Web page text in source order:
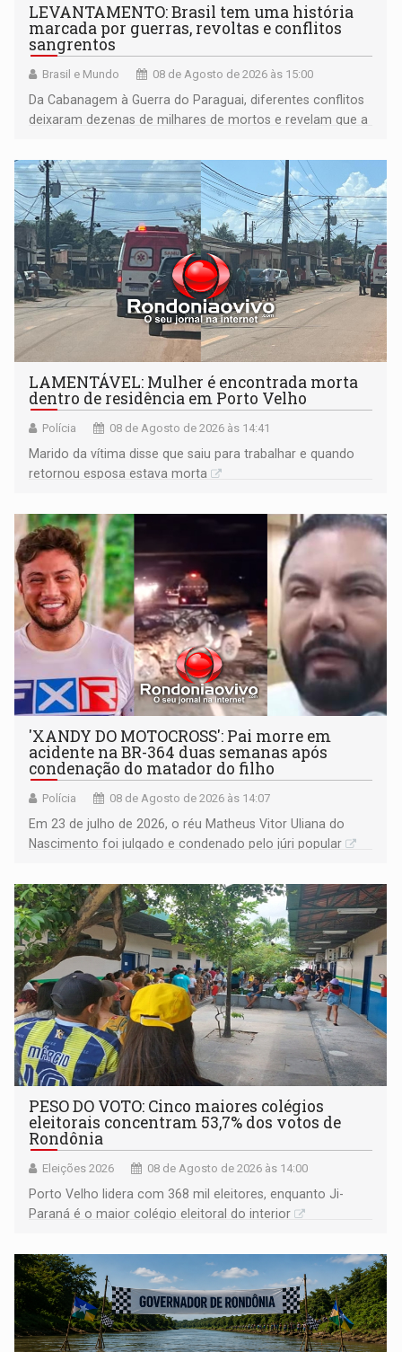
LEVANTAMENTO: Brasil tem uma história
marcada por guerras, revoltas e conflitos
sangrentos
Brasil e Mundo 08 de Agosto de 2026 às 15:00
Da Cabanagem à Guerra do Paraguai, diferentes conflitos
deixaram dezenas de milhares de mortos e revelam que a
territoriais e sociais
LAMENTÁVEL: Mulher é encontrada morta
dentro de residência em Porto Velho
Polícia 08 de Agosto de 2026 às 14:41
Marido da vítima disse que saiu para trabalhar e quando
retornou esposa estava morta
'XANDY DO MOTOCROSS': Pai morre em
acidente na BR-364 duas semanas após
condenação do matador do filho
Polícia 08 de Agosto de 2026 às 14:07
Em 23 de julho de 2026, o réu Matheus Vitor Uliana do
Nascimento foi julgado e condenado pelo júri popular
PESO DO VOTO: Cinco maiores colégios
eleitorais concentram 53,7% dos votos de
Rondônia
Eleições 2026 08 de Agosto de 2026 às 14:00
Porto Velho lidera com 368 mil eleitores, enquanto Ji-
Paraná é o maior colégio eleitoral do interior